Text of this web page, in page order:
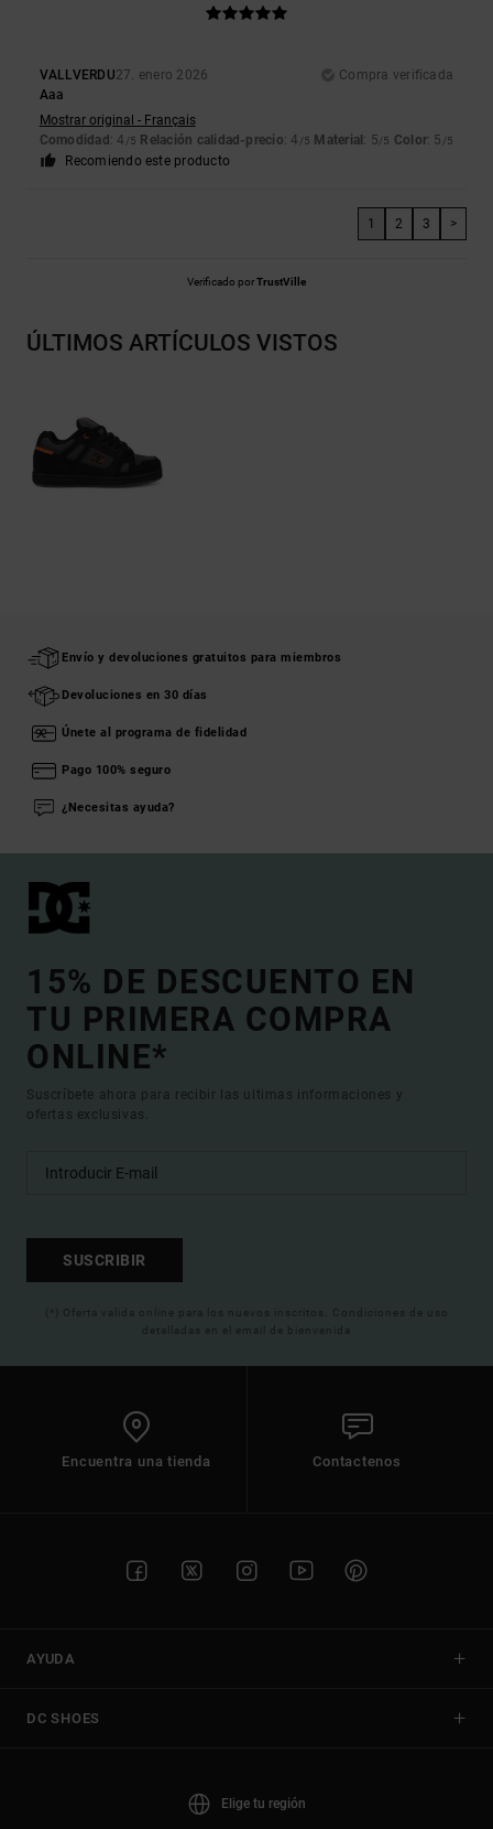
VALLVERDU27. enero 2026
Compra verificada
Aaa
Mostrar original - Français
Comodidad : 4 /5 Relación calidad-precio: 4 /5 Material : 5/5 Color: 5 /5
Recomiendo este producto
1 2 3 >
Verificado porTrustVille
ÚLTIMOS ARTÍCULOS VISTOS
Envío y devoluciones gratuitos para miembros
Devoluciones en 30 días
Únete al programa de fidelidad
Pago 100% seguro
¿Necesitas ayuda?
15% DE DESCUENTO EN
TU PRIMERA COMPRA
ONLINE*
Suscríbete ahora para recibir las ultimas informaciones y
ofertas exclusivas.
SUSCRIBIR
(*) Oferta valida online para los nuevos inscritos. Condiciones de uso
detalladas en el email de bienvenida
Encuentra una tienda Contactenos
AYUDA
DC SHOES
Elige tu región